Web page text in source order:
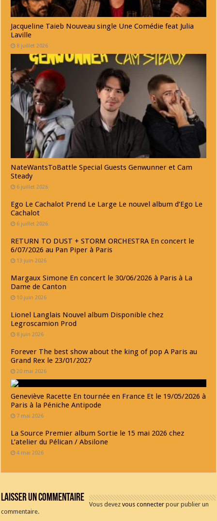
Jacqueline Taieb Nouveau single Une Comédie feat Julia
Laville
8 juillet 2026
NateWantsToBattle Special Guests Genwunner et Cam
Steady
6 juillet 2026
Ego Le Cachalot Prend Le Large Le nouvel album d’Ego Le
Cachalot
6 juillet 2026
RETURN TO DUST + STORM ORCHESTRA En concert le
6/07/2026 au Pan Piper à Paris
13 juin 2026
Margaux Simone En concert le 30/06/2026 à Paris à La
Dame de Canton
10 juin 2026
Lionel Langlais Nouvel album Disponible chez
Legroscamion Prod
8 juin 2026
Forever The best show about the king of pop A Paris au
Grand Rex le 23/01/2027
20 mai 2026
Geneviève Racette En tournée en France Et le 19/05/2026 à
Paris à la Péniche Antipode
7 mai 2026
La Source Premier album Sortie le 15 mai 2026 chez
L’atelier du Pélican / Absilone
4 mai 2026
Laisser un commentaire
Vous devezvous connecter pour publier un
commentaire.